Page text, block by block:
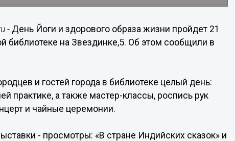
- День Йоги и здорового образа жизни пройдет 21
библиотеке на Звездинке,5. Об этом сообщили в
и гостей города в библиотеке целый день:
практике, а также мастер-классы, роспись рук
и чайные церемонии.
- просмотры: «В стране Индийских сказок» и